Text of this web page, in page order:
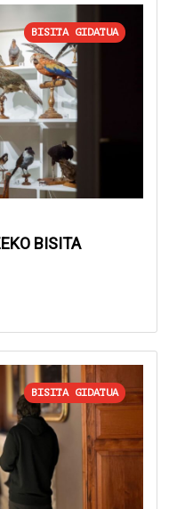
BISITA GIDATUA
BISITA
BISITA GIDATUA